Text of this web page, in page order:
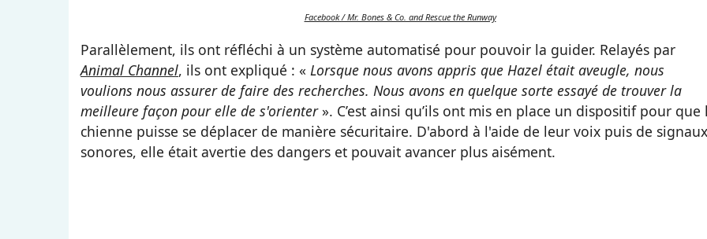
Facebook / Mr. Bones & Co. and Rescue the Runway
Parallèlement, ils ont réfléchi à un système automatisé pour pouvoir la guider. Relayés par
Animal Channel, ils ont expliqué : « Lorsque nous avons appris que Hazel était aveugle, nous
voulions nous assurer de faire des recherches. Nous avons en quelque sorte essayé de trouver la
meilleure façon pour elle de s'orienter». C’est ainsi qu’ils ont mis en place un dispositif pour que
chienne puisse se déplacer de manière sécuritaire. D'abord à l'aide de leur voix puis de signaux
sonores, elle était avertie des dangers et pouvait avancer plus aisément.